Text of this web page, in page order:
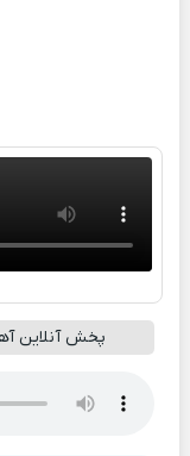
پخش آنلاین